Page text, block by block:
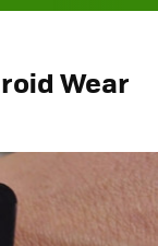
Wear